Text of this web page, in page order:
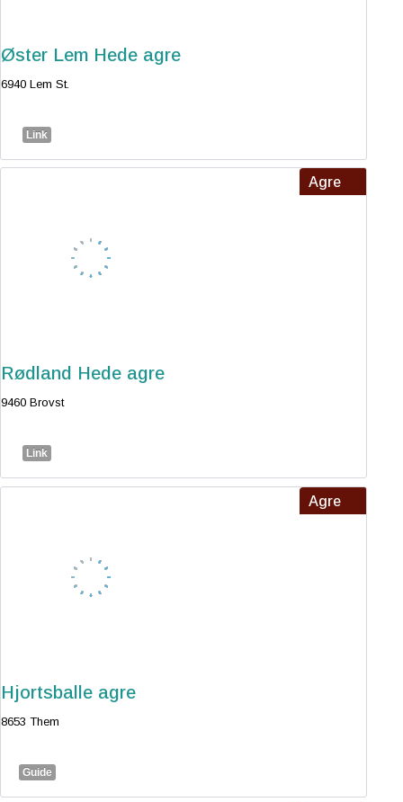
Øster Lem Hede agre
6940 Lem St.
Link
Agre
Rødland Hede agre
9460 Brovst
Link
Agre
Hjortsballe agre
8653 Them
Guide